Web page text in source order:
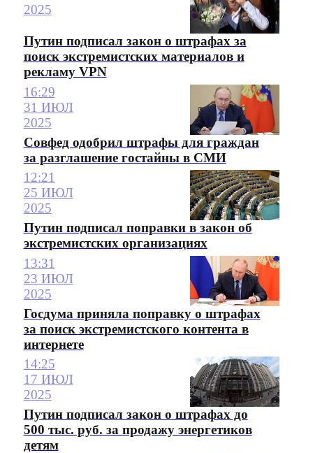
2025
Путин подписал закон о штрафах за
поиск экстремистских материалов и
рекламу VPN
16:29
31 ИЮЛ
2025
Совфед одобрил штрафы для граждан
за разглашение гостайны в СМИ
12:21
25 ИЮЛ
2025
Путин подписал поправки в закон об
экстремистских организациях
13:31
23 ИЮЛ
2025
Госдума приняла поправку о штрафах
за поиск экстремистского контента в
интернете
14:25
17 ИЮЛ
2025
Путин подписал закон о штрафах до
500 тыс. руб. за продажу энергетиков
детям